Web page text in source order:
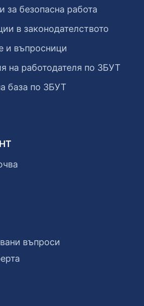
за безопасна работа
в законодателството
и въпросници
на работодателя по ЗБУТ
база по ЗБУТ
въпроси